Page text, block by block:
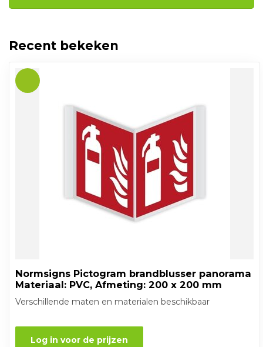
Recent bekeken
Normsigns Pictogram brandblusser panorama
Materiaal: PVC, Afmeting: 200 x 200 mm
Verschillende maten en materialen beschikbaar
Log in voor de prijzen